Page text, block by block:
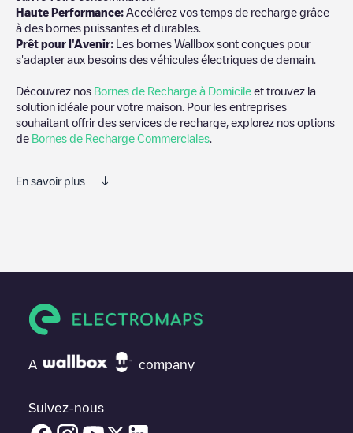
Haute Performance: Accélérez vos temps de recharge grâce
à des bornes puissantes et durables.
Prêt pour l'Avenir: Les bornes Wallbox sont conçues pour
s'adapter aux besoins des véhicules électriques de demain.
Découvrez nos Bornes de Recharge à Domicile et trouvez la
solution idéale pour votre maison. Pour les entreprises
souhaitant offrir des services de recharge, explorez nos options
de Bornes de Recharge Commerciales
En savoir plus
fournissent des informations utiles pour créer la meilleure
expérience possible pour les conducteurs de véhicules
Les avis des conducteurs de véhicules électriques sont très
les plus appropriées selon la communauté des conducteurs de
Lithonia
.N'hésitez donc pas à laisser votre évaluation de votre
A company
Suivez-nous